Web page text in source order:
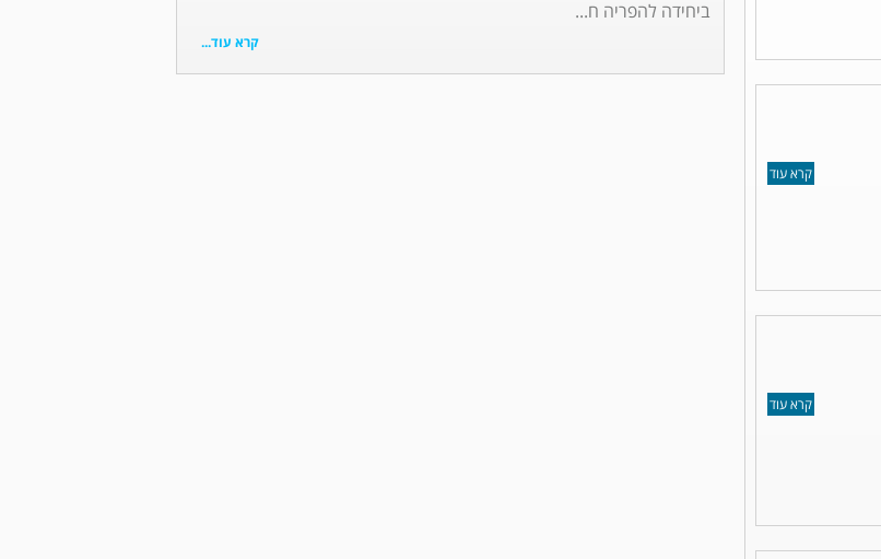
ביחידה להפריה ח...
קרא עוד...
קרא עוד
קרא עוד